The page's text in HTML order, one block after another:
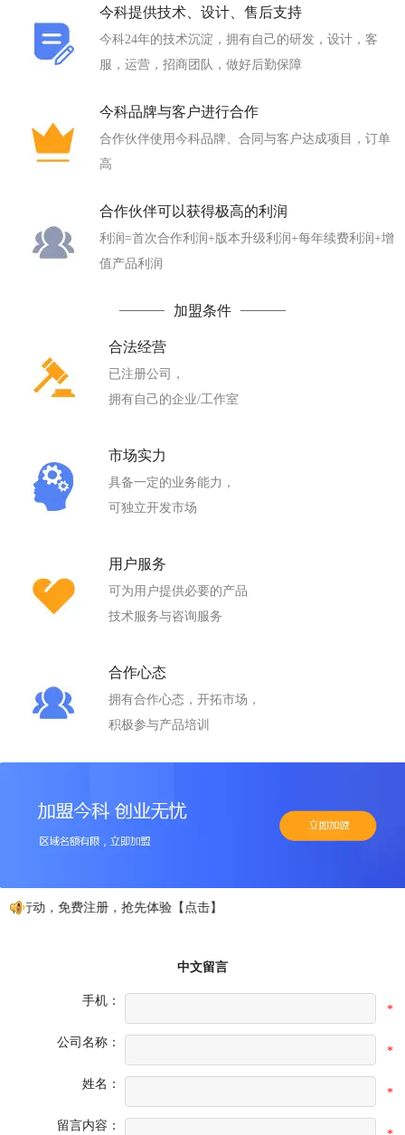
今科提供技术、设计、售后支持
今科24年的技术沉淀，拥有自己的研发，设计，客
服，运营，招商团队，做好后勤保障
今科品牌与客户进行合作
合作伙伴使用今科品牌、合同与客户达成项目，订单
高
合作伙伴可以获得极高的利润
利润=首次合作利润+版本升级利润+每年续费利润+增
值产品利润
加盟条件
合法经营
已注册公司，
拥有自己的企业/工作室
市场实力
具备一定的业务能力，
可独立开发市场
用户服务
可为用户提供必要的产品
技术服务与咨询服务
合作心态
拥有合作心态，开拓市场，
积极参与产品培训
行动，免费注册，抢先体验【点击】
中文留言
手机：
*
公司名称：
*
姓名：
*
留言内容：